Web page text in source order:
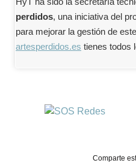
perdidos, una iniciativa del
para mejorar la gestión de
artesperdidos.es tienes todos
Comparte